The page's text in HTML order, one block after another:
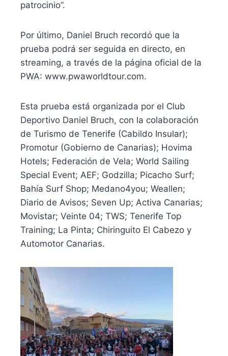
patrocinio”.
Por último, Daniel Bruch recordó que la
prueba podrá ser seguida en directo, en
streaming, a través de la página oficial de la
PWA: www.pwaworldtour.com.
Esta prueba está organizada por el Club
Deportivo Daniel Bruch, con la colaboración
de Turismo de Tenerife (Cabildo Insular);
Promotur (Gobierno de Canarias); Hovima
Hotels; Federación de Vela; World Sailing
Special Event; AEF; Godzilla; Picacho Surf;
Bahía Surf Shop; Medano4you; Weallen;
Diario de Avisos; Seven Up; Activa Canarias;
Movistar; Veinte 04; TWS; Tenerife Top
Training; La Pinta; Chiringuito El Cabezo y
Automotor Canarias.